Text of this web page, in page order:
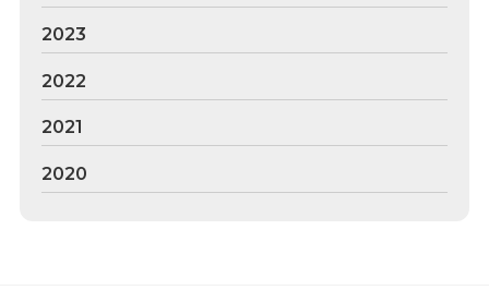
2023
2022
2021
2020